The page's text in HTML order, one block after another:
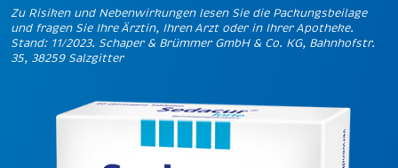
Zu Risiken und Nebenwirkungen lesen Sie die Packungsbeilage
und fragen Sie Ihre Ärztin, Ihren Arzt oder in Ihrer Apotheke.
Stand: 11/2023. Schaper & Brümmer GmbH & Co. KG, Bahnhofstr.
35, 38259 Salzgitter